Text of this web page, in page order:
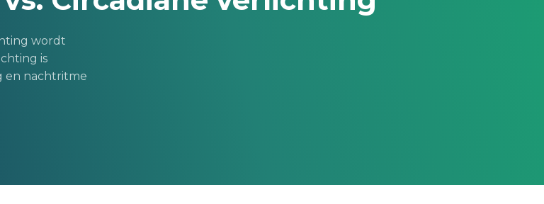
wordt
is
en nachtritme